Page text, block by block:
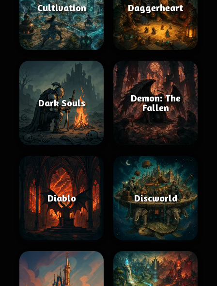
Cultivation Daggerheart
Dark Souls
Demon: The
Fallen
Diablo Discworld